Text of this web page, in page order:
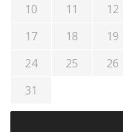
10
11 12
17
18 19
24
25 26
31